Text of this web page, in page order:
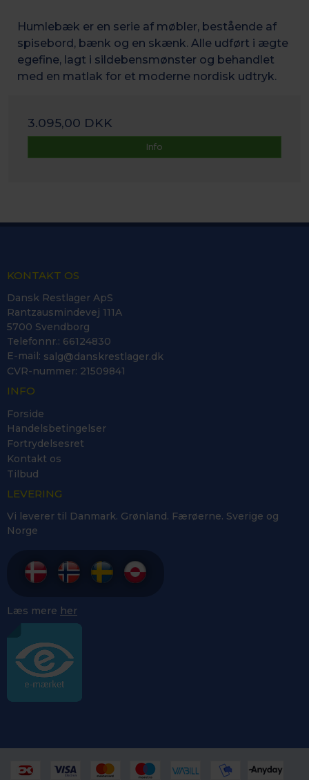
Humlebæk er en serie af møbler, bestående af
spisebord, bænk og en skænk. Alle udført i ægte
egefine, lagt i sildebensmønster og behandlet
med en matlak for et moderne nordisk udtryk.
3.095,00 DKK
Info
KONTAKT OS
Dansk Restlager ApS
Rantzausmindevej 111A
5700 Svendborg
Telefonnr.: 66124830
E-mail: salg@danskrestlager.dk
CVR-nummer: 21509841
INFO
Forside
Handelsbetingelser
Fortrydelsesret
Kontakt os
Tilbud
LEVERING
Vi leverer til Danmark. Grønland. Færøerne. Sverige og
Norge
Læs mere her